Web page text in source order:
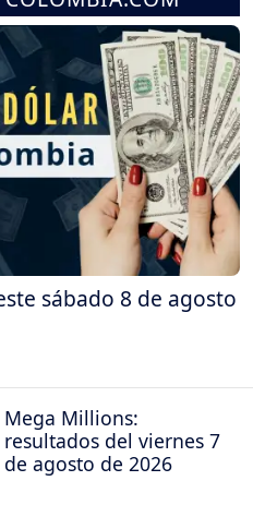
sábado 8 de agosto
Mega Millions:
resultados del viernes 7
de agosto de 2026